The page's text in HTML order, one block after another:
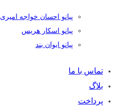
پیانو احسان خواجه امیری
پیانو اسکار هریس
پیانو ایوان بند
تماس با ما
بلاگ
پرداخت